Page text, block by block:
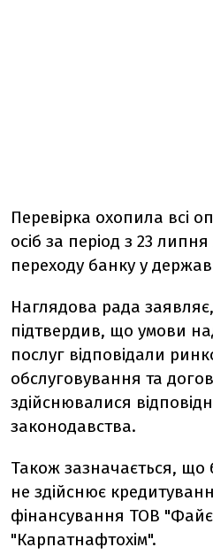
Перевірка охопила всі
осіб за період з 23
переходу банку у
Наглядова рада
підтвердив, що умови
послуг відповідали
обслуговування та
здійснювалися
законодавства.
Також зазначається, що
не здійснює
фінансування ТОВ
"Карпатнафтохім".